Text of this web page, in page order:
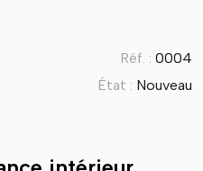
Réf. : 0004
État : Nouveau